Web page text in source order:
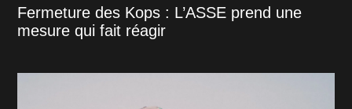
Fermeture des Kops : L’ASSE prend une
mesure qui fait réagir